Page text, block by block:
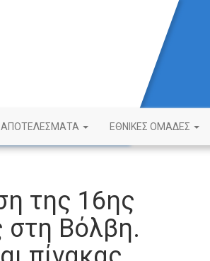
ΑΠΟΤΕΛΕΣΜΑΤΑ ΕΘΝΙΚΕΣ ΟΜΑΔΕΣ
της 16ης
στη Βόλβη.